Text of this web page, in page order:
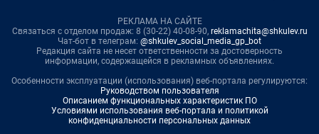
РЕКЛАМА НА САЙТЕ
Связаться с отделом продаж: 8 (30-22) 40-08-90, reklamachita@shkulev.ru
Чат-бот в телеграм: @shkulev_social_media_gp_bot
Редакция сайта не несет ответственности за достоверность
информации, содержащейся в рекламных объявлениях.
Особенности эксплуатации (использования) веб-портала регулируются:
Руководством пользователя
Описанием функциональных характеристик ПО
Условиями использования веб-портала и политикой
конфиденциальности персональных данных